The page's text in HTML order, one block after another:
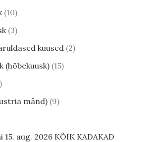
10
3
kuused 2
(hõbekuusk) 15
mänd) 9
15. aug. 2026 KÕIK KADAKAD